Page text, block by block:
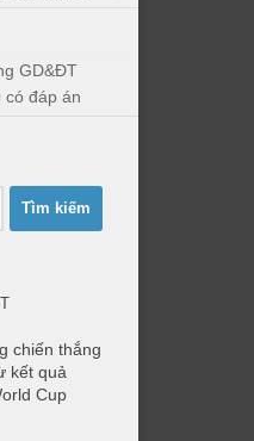
GD&ĐT
có đáp án
chiến thắng
kết quả
Cup